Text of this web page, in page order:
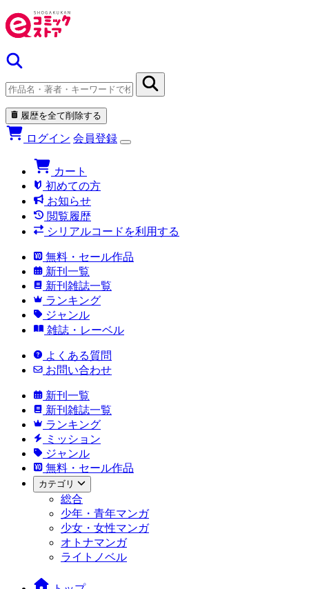
履歴を全て削除する
ログイン 会員登録
カート
初めての方
お知らせ
閲覧履歴
シリアルコードを利用する
無料・セール作品
新刊一覧
新刊雑誌一覧
ランキング
ジャンル
雑誌・レーベル
よくある質問
お問い合わせ
新刊一覧
新刊雑誌一覧
ランキング
ミッション
ジャンル
無料・セール作品
カテゴリ
総合
少年・青年マンガ
少女・女性マンガ
オトナマンガ
ライトノベル